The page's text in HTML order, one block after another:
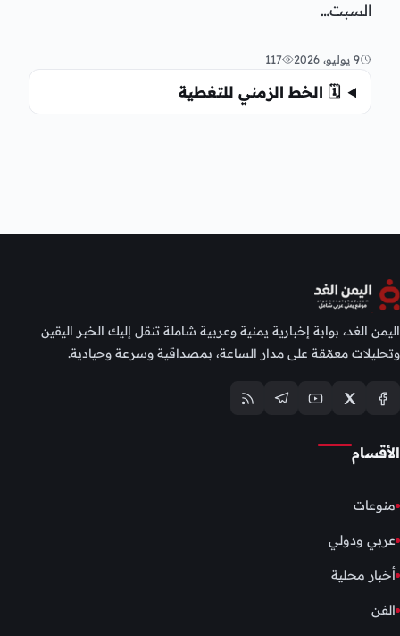
السبت…
9 يوليو، 2026 117
🗓️ الخط الزمني للتغطية
اليمن الغد، بوابة إخبارية يمنية وعربية شاملة تنقل إليك الخبر اليقين
وتحليلات معمّقة على مدار الساعة، بمصداقية وسرعة وحيادية.
الأقسام
منوعات
عربي ودولي
أخبار محلية
الفن